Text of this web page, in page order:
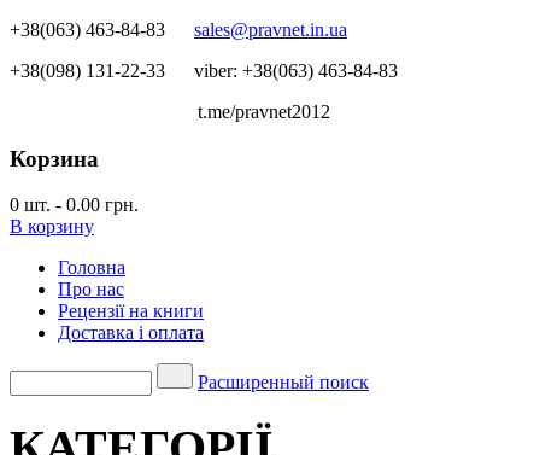
+38(063) 463-84-83 sales@pravnet.in.ua
+38(098) 131-22-33 viber: +38(063) 463-84-83
t.me/pravnet2012
Корзина
0 шт. - 0.00 грн.
В корзину
Головна
Про нас
Рецензії на книги
Доставка і оплата
Расширенный поиск